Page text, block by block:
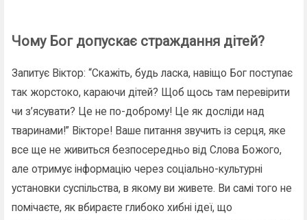
Чому Бог допускає страждання дітей?
Запитує Віктор: “Скажіть, будь ласка, навіщо Бог поступає
так жорстоко, караючи дітей? Щоб щось там перевірити
чи з’ясувати? Це не по-доброму! Це як досліди над
тваринами!” Вікторе! Ваше питання звучить із серця, яке
все ще не живиться безпосередньо від Слова Божого,
але отримує інформацію через соціально-культурні
установки суспільства, в якому ви живете. Ви самі того не
помічаєте, як вбираєте глибоко хибні ідеї, що